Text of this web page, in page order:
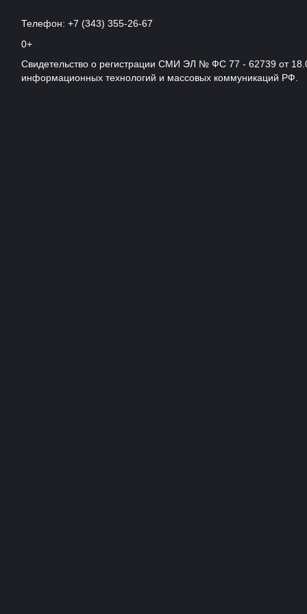
Телефон: +7 (343) 355-26-67
0+
Свидетельство о регистрации СМИ ЭЛ № ФС 77 - 62739 от
информационных технологий и массовых коммуникаций РФ.